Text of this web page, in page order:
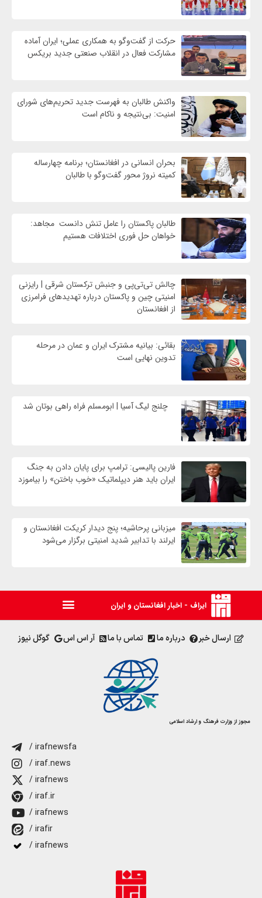
حرکت از گفت‌وگو به همکاری عملی؛ ایران آماده
مشارکت فعال در انقلاب صنعتی جدید بریکس
واكنش طالبان به فهرست جدید تحریم‌های شورای
امنیت: بی‌نتیجه و ناکام است
بحران انسانی در افغانستان؛ برنامه چهار‌ساله
کمیته نروژ محور گفت‌وگو با طالبان
طالبان پاکستان را عامل تنش دانست مجاهد:
خواهان حل فوری اختلافات هستیم
چالش تی‌تی‌پی و جنبش ترکستان شرقی | رایزنی
امنیتی چین و پاکستان درباره تهدیدهای فرامرزی
از افغانستان
بقائی: بیانیه مشترک ایران و عمان در مرحله
تدوین نهایی است
چلنج لیگ آسیا | ابومسلم فراه راهی بوتان شد
فارین پالیسی: ترامپ برای پایان دادن به جنگ
ایران باید هنر دیپلماتیک «خوب باختن» را بیاموزد
میزبانی پرحاشیه؛ پنج دیدار کریکت افغانستان و
ایرلند با تدابیر شدید امنیتی برگزار می‌شود
ایراف - اخبار افغانستان و ایران
ارسال خبر درباره ما تماس با ما آر اس اس گوگل نیوز
مجوز از وزارت فرهنگ و ارشاد اسلامی
/ irafnewsfa
/ iraf.news
/ irafnews
/ iraf.ir
/ irafnews
/ irafir
/ irafnews